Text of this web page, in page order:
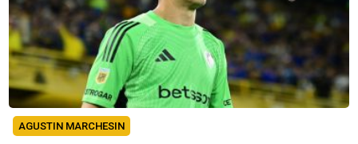
AGUSTIN MARCHESIN